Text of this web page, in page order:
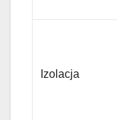
Izolacja